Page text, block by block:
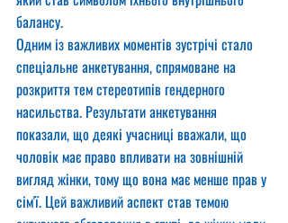
балансу.
Одним із важливих моментів зустрічі стало
спеціальне анкетування, спрямоване на
розкриття тем стереотипів гендерного
насильства. Результати анкетування
показали, що деякі учасниці вважали, що
чоловік має право впливати на зовнішній
вигляд жінки, тому що вона має менше прав у
сім'ї. Цей важливий аспект став темою